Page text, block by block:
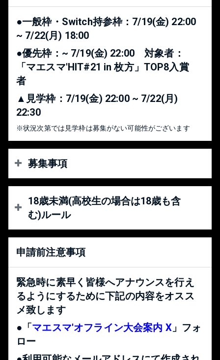
ールできる環境を作ります
【参加条件】
〇強くなりたいというモチベーションが高い方
※実力は問いません。これから活躍したいというモチベー
ションが大事です。
VIPに到達していない方・オフ大会に参加した事がない方も
大歓迎です。一緒に強くなりましょう。
〇大会・会場のルール・マナー・モラルを守れる方
〇映像・写真に顔が映っても大丈夫な方
●一般枠・Switch持参枠：7/19(金) 22:00
~ 7/22(月) 18:00
●優先枠：~ 7/19(金) 22:00 対象者：
「マエスマ'HIT#21 in 枚方」TOP8入賞
者
▲見学枠：7/19(金) 22:00 ~ 7/22(月)
22:30
※状況次第では見学枠は募集がない可能性がございます
募集事項
※高校生以下の方は、受付時に”学生証”または”学生である
ことが分かるもの”を提示することで「学生料金」となりま
す。
〇Switch持参枠 17人：500円
※「Switch持参枠」へ申請される方は以下
の条件をクリアできる方のみとなりま
す。
●18時55分までに会場にお越しいただき、かつ、トーナメン
ト終了時まで確実に参加できる方
●下記の物を全て持参できる方
・Switch本体 (有機ELモデル可) Joy-Con付き
・Switchドッグセット[ドッグ（任天堂純正品のみ） + ACア
ダプター + HDMIケーブル]
18歳未満(高校生の場合は18歳も含
む)ルール
【※年齢制限に関して】
上記に当てはまる参加希望者は
①保護者の参加同意書を提出
②-1 トーナメント敗退時は22時まで
②-2 トーナメントに勝ち上がっていても最大22時30分
を条件に参加可能です。
守れない場合は申し訳ございませんが参加をお断り致しま
申請前注意事項
緊急時に素早く皆様へアナウンスを行え
るようにするために下記の内容をオスス
メ致します
●「マエスマ'オフライン大会案内 X」フォ
ロー